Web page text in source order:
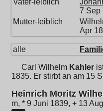
Vater-leiblich
7 Sep
Mutter-leiblich
Apr
alle
Carl Wilhelm Kahler
1835. Er stirbt an am 15
Heinrich Moritz
m, * 9 Juni 1839, + 13